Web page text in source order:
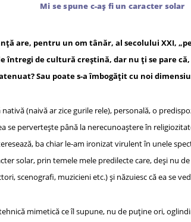
Mi se spune c-aș fi un caracter solar
are, pentru un om tânăr, al secolului XXI,
întregi de cultură creștină, dar nu ți se pare
Sau poate s-a îmbogățit cu noi
(naivă ar zice gurile rele), personală, o
se pervertește până la nerecunoaștere în
ba chiar le-am ironizat virulent în unele
solar, prin temele mele predilecte care, deși nu
scenografi, muzicieni etc.) și năzuiesc că ea se
mimetică ce îl supune, nu de puține ori,